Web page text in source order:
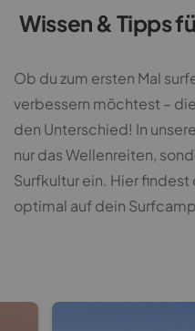
Wissen & Tipps
Ob du zum ersten Mal
verbessern möchtest –
den Unterschied! In
nur das Wellenreiten,
Surfkultur ein. Hier
optimal auf dein